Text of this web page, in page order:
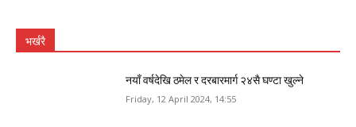
भर्खरै
नयाँ वर्षदेखि ठमेल र दरबारमार्ग २४सै घण्टा खुल्ने
Friday, 12 April 2024, 14:55